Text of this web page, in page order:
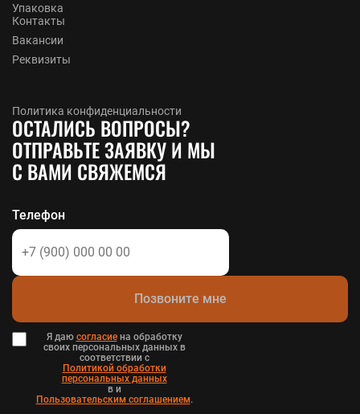
Упаковка
Контакты
Вакансии
Реквизиты
Политика конфиденциальности
ОСТАЛИСЬ ВОПРОСЫ?
ОТПРАВЬТЕ ЗАЯВКУ И МЫ
С ВАМИ СВЯЖЕМСЯ
Телефон
Позвоните мне
Я даю согласиена обработку
своих персональных данных в
соответствии с
Политикой обработки
персональных данных
в и
Пользовательским соглашением.